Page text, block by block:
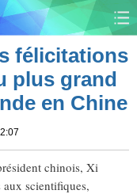
MONDE
ÉCONOMIE
SPORTS
félicitations
plus grand
en Chine
chinois, Xi
scientifiques,